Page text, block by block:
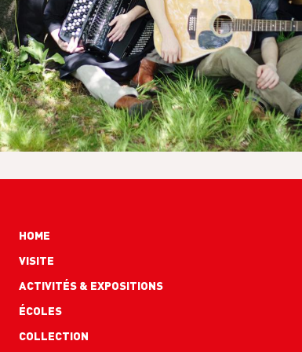
Hoofdnavigatie
HOME
VISITE
ACTIVITÉS & EXPOSITIONS
ÉCOLES
COLLECTION